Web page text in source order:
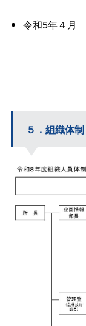
令和5年４ 月
５．組織体制